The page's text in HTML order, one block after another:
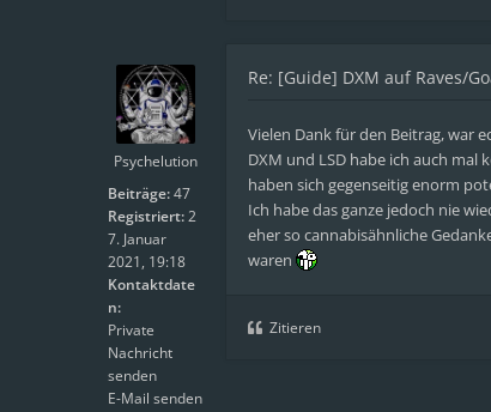
Psychelution
Beiträge:47
Registriert:2
7. Januar
2021, 19:18
Kontaktdate
n:
Private
Nachricht
senden
E-Mail senden
Re: [Guide] DXM auf Raves/
Vielen Dank für den Beitrag, war
DXM und LSD habe ich auch mal
haben sich gegenseitig enorm
Ich habe das ganze jedoch nie
eher so cannabisähnliche
waren
Zitieren